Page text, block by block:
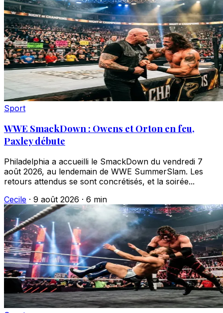
Sport
WWE SmackDown : Owens et Orton en feu,
Paxley débute
Philadelphia a accueilli le SmackDown du vendredi 7
août 2026, au lendemain de WWE SummerSlam. Les
retours attendus se sont concrétisés, et la soirée...
Cecile · 9 août 2026 · 6 min